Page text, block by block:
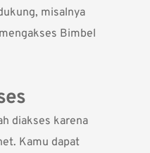
misalnya
Bimbel
diakses karena
Kamu dapat